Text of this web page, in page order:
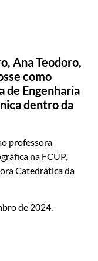
Ana Teodoro,
como
de Engenharia
dentro da
professora
na FCUP,
Catedrática da
de 2024.